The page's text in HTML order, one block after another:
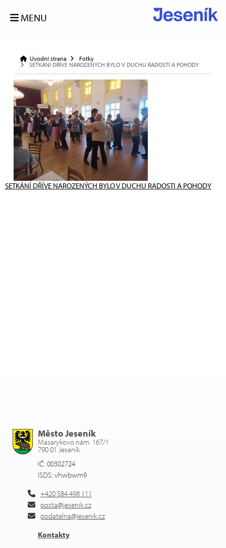
MENU
Úvodní strana
Fotky
SETKÁNÍ DŘÍVE NAROZENÝCH BYLO V DUCHU RADOSTI A POHODY
SETKÁNÍ DŘÍVE NAROZENÝCH BYLO V DUCHU RADOSTI A POHODY
Město Jeseník
Masarykovo nám. 167/1
790 01 Jeseník
IČ: 00302724
ISDS: vhwbwm9
+420 584 498 111
posta@jesenik.cz
podatelna@jesenik.cz
Kontakty